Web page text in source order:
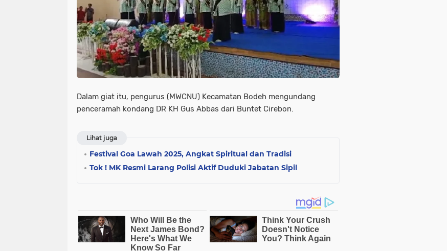
Dalam giat itu, pengurus (MWCNU) Kecamatan Bodeh mengundang
penceramah kondang DR KH Gus Abbas dari Buntet Cirebon.
Lihat juga
Festival Goa Lawah 2025, Angkat Spiritual dan Tradisi
Tok ! MK Resmi Larang Polisi Aktif Duduki Jabatan Sipil